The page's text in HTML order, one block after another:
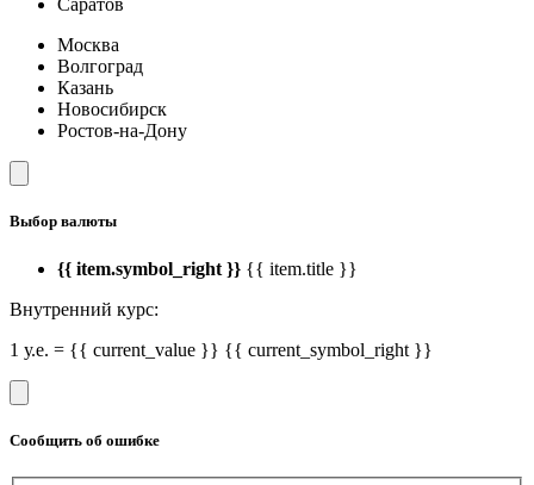
Саратов
Москва
Волгоград
Казань
Новосибирск
Ростов-на-Дону
Выбор валюты
{{ item.symbol_right }} {{ item.title }}
Внутренний курс:
1 у.е. = {{ current_value }} {{ current_symbol_right }}
Сообщить об ошибке